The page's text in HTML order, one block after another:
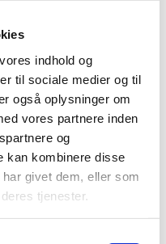
indhold og
til sociale medier og til
også oplysninger om
vores partnere inden
og
kan kombinere disse
givet dem, eller som
tjenester.
eller bilag,
i jeres